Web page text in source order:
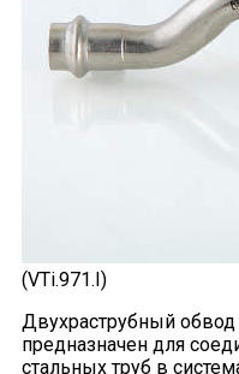
(VTi.971.I)
Двухраструбный
предназначен для
стальных труб в